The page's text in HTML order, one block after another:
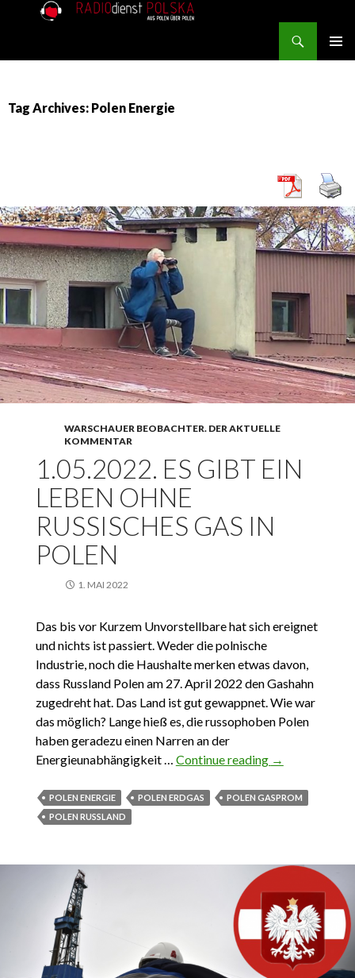
Tag Archives: Polen Energie
WARSCHAUER BEOBACHTER. DER AKTUELLE
KOMMENTAR
1.05.2022. ES GIBT EIN
LEBEN OHNE
RUSSISCHES GAS IN
POLEN
1. MAI 2022
Das bis vor Kurzem Unvorstellbare hat sich ereignet
und nichts ist passiert. Weder die polnische
Industrie, noch die Haushalte merken etwas davon,
dass Russland Polen am 27. April 2022 den Gashahn
zugedreht hat. Das Land ist gut gewappnet. Wie war
das möglich? Lange hieß es, die russophoben Polen
haben geradezu einen Narren an der
Energieunabhängigkeit … Continue reading 1.05.2022. Es
ohne russisches
→
POLEN ENERGIE POLEN ERDGAS
POLEN GASPROM
POLEN RUSSLAND